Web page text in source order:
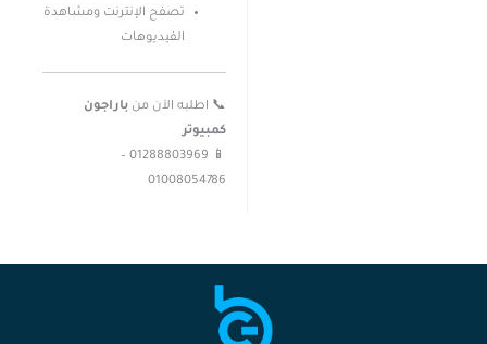
تصفح الإنترنت ومشاهدة
الفيديوهات
📞 اطلبه الآن منباراجون
كمبيوتر
📱 01288803969 –
01008054786